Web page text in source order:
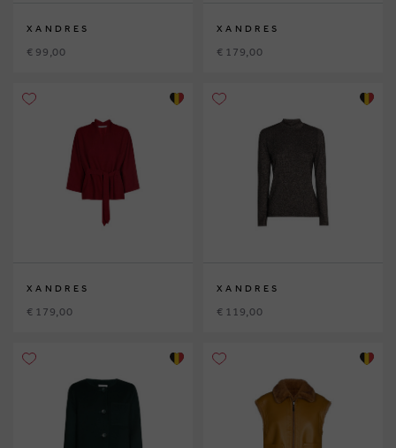
XANDRES
€ 99,00
XANDRES
€ 179,00
XANDRES
€ 179,00
XANDRES
€ 119,00